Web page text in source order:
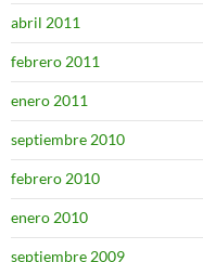
abril 2011
febrero 2011
enero 2011
septiembre 2010
febrero 2010
enero 2010
septiembre 2009